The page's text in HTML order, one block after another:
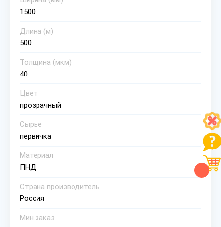
1500
Длина (м)
500
Толщина (мкм)
40
Цвет
прозрачный
Сырье
первичка
Материал
ПНД
Страна производитель
Россия
Мин.заказ